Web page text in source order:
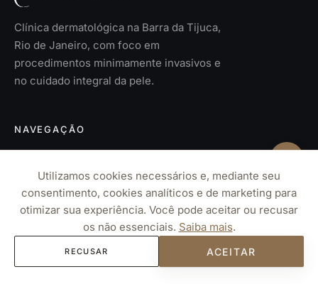
Clínica dermatológica na Barra da Tijuca,
Rio de Janeiro, com foco em
procedimentos minimamente invasivos e
no cuidado integral da pele.
NAVEGAÇÃO
O Grupo
Corpo Clínico
Tratamentos
Especialidades
Utilizamos cookies necessários e, mediante seu
consentimento, cookies analíticos e de marketing para
otimizar sua experiência. Você pode aceitar ou recusar
os não essenciais. Saiba mais.
RECUSAR ACEITAR